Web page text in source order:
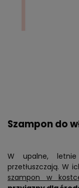
Szampon do
W upalne,
przetłuszczają. W
szampon w